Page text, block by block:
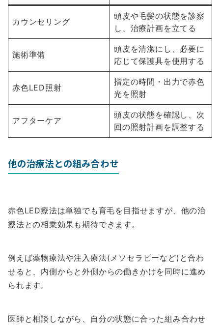
カウンセリング
頭皮や毛髪の状態を診察
し、治療計画を立てる
施術準備
頭皮を清潔にし、必要に
応じて保護具を使用する
赤色LED照射
指定の時間・出力で赤色
光を照射
アフターケア
頭皮の状態を確認し、次
回の照射計画を調整する
他の治療法との組み合わせ
赤色LED療法は単独でも育毛を目指せますが、他の治
療法との相乗効果も期待できます。
例えば薬物療法や注入療法(メソセラピーなど)と合わ
せると、内側からと外側からの働きかけを同時に進め
られます。
医師と相談しながら、自分の状態に合った組み合わせ